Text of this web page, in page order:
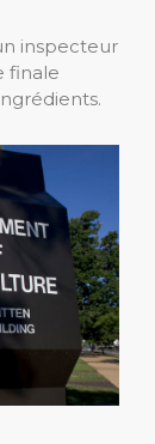
inspecteur
finale